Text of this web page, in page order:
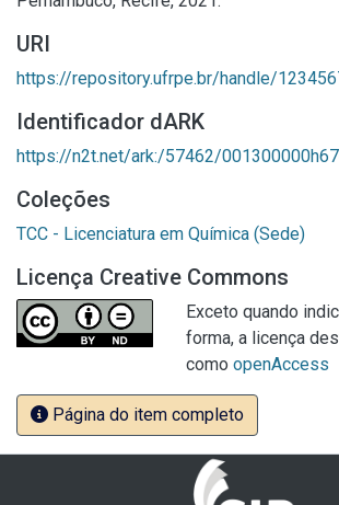
URI
https://repository.ufrpe.br/handle/
Identificador dARK
https://n2t.net/ark:/57462/
Coleções
TCC - Licenciatura em Química (Sede)
Licença Creative Commons
Exceto quando
forma, a licença
como openAccess
Página do item completo